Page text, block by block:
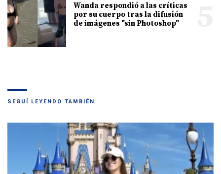
Wanda respondió a las críticas
por su cuerpo tras la difusión
de imágenes "sin Photoshop"
SEGUÍ LEYENDO TAMBIÉN